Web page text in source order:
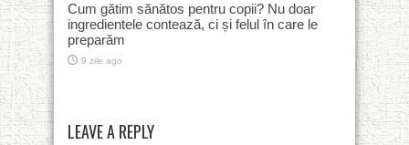
Cum gătim sănătos pentru copii? Nu doar
ingredientele contează, ci și felul în care le
preparăm
9 zile ago
LEAVE A REPLY